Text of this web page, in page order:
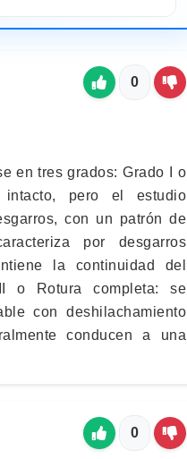
0
en tres grados: Grado I o
intacto, pero el estudio
con un patrón de
por desgarros
la continuidad del
o Rotura completa: se
con deshilachamiento
conducen a una
0